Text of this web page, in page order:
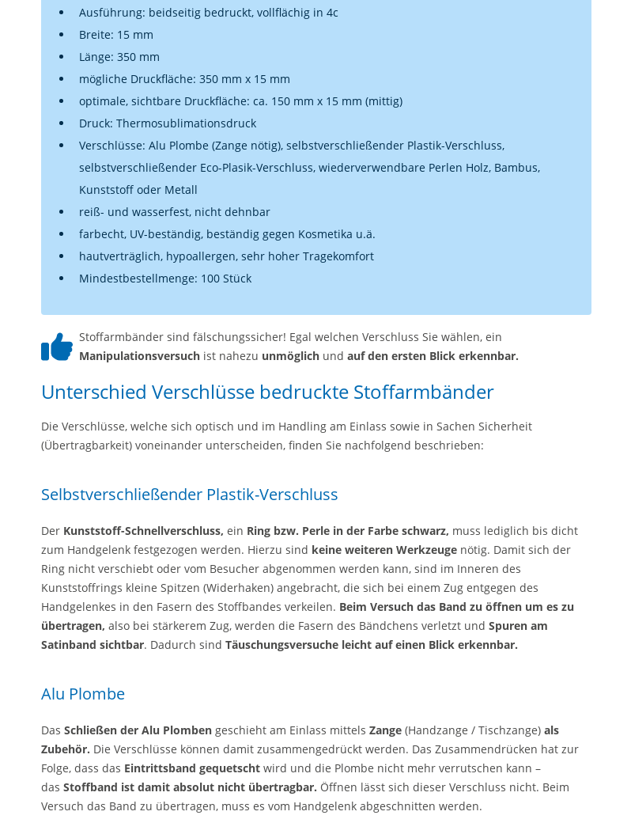
Ausführung: beidseitig bedruckt, vollflächig in 4c
Breite: 15 mm
Länge: 350 mm
mögliche Druckfläche: 350 mm x 15 mm
optimale, sichtbare Druckfläche: ca. 150 mm x 15 mm (mittig)
Druck: Thermosublimationsdruck
Verschlüsse: Alu Plombe (Zange nötig), selbstverschließender Plastik-Verschluss,
selbstverschließender Eco-Plasik-Verschluss, wiederverwendbare Perlen Holz, Bambus,
Kunststoff oder Metall
reiß- und wasserfest, nicht dehnbar
farbecht, UV-beständig, beständig gegen Kosmetika u.ä.
hautverträglich, hypoallergen, sehr hoher Tragekomfort
Mindestbestellmenge: 100 Stück
Stoffarmbänder sind fälschungssicher! Egal welchen Verschluss Sie wählen, ein
Manipulationsversuch ist nahezu unmöglich und auf den ersten Blick erkennbar.
Unterschied Verschlüsse bedruckte Stoffarmbänder
Die Verschlüsse, welche sich optisch und im Handling am Einlass sowie in Sachen Sicherheit
(Übertragbarkeit) voneinander unterscheiden, finden Sie nachfolgend beschrieben:
Selbstverschließender Plastik-Verschluss
Der Kunststoff-Schnellverschluss, ein Ring bzw. Perle in der Farbe schwarz, muss lediglich bis dicht
zum Handgelenk festgezogen werden. Hierzu sind keine weiteren Werkzeuge nötig. Damit sich der
Ring nicht verschiebt oder vom Besucher abgenommen werden kann, sind im Inneren des
Kunststoffrings kleine Spitzen (Widerhaken) angebracht, die sich bei einem Zug entgegen des
Handgelenkes in den Fasern des Stoffbandes verkeilen. Beim Versuch das Band zu öffnen um es zu
übertragen, also bei stärkerem Zug, werden die Fasern des Bändchens verletzt und Spuren am
Satinband sichtbar. Dadurch sind Täuschungsversuche leicht auf einen Blick erkennbar.
Alu Plombe
Das Schließen der Alu Plomben geschieht am Einlass mittels Zange (Handzange / Tischzange) als
Zubehör. Die Verschlüsse können damit zusammengedrückt werden. Das Zusammendrücken hat zur
Folge, dass das Eintrittsband gequetscht wird und die Plombe nicht mehr verrutschen kann –
das Stoffband ist damit absolut nicht übertragbar. Öffnen lässt sich dieser Verschluss nicht. Beim
Versuch das Band zu übertragen, muss es vom Handgelenk abgeschnitten werden.